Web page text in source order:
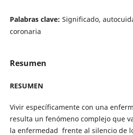
Palabras clave: Significado,
coronaria
Resumen
RESUMEN
Vivir específicamente con una
resulta un fenómeno complejo que
la enfermedad frente al silencio de